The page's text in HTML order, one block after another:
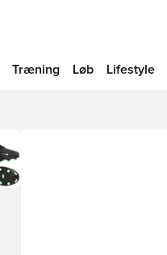
Træning Løb Lifestyle